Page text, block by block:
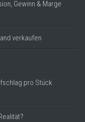
Gewinn & Marge
verkaufen
pro Stück